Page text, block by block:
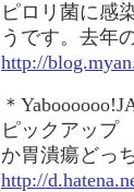
ピロリ菌に感
うです。去年
http://
＊
ピックアップ
か胃潰瘍どっ
http://